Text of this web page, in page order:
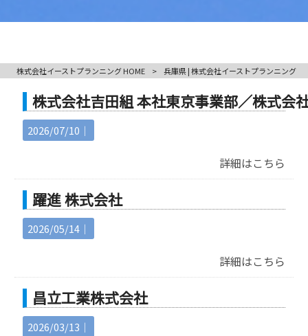
株式会社イーストプランニング HOME > 兵庫県 | 株式会社イーストプランニング
株式会社吉田組 本社東京事業部／株式会
2026/07/10｜
詳細はこちら
躍進 株式会社
2026/05/14｜
詳細はこちら
昌立工業株式会社
2026/03/13｜